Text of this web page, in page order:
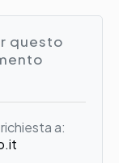
questo
a: